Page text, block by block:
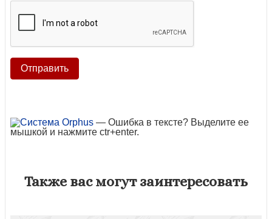
— Ошибка в тексте? Выделите ее
мышкой и нажмите ctr+enter.
Также вас могут заинтересовать